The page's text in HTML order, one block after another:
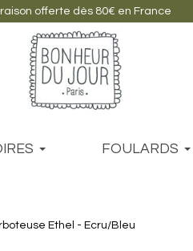
offerte dès 80€ en France
FOULARDS
Ethel - Ecru/Bleu